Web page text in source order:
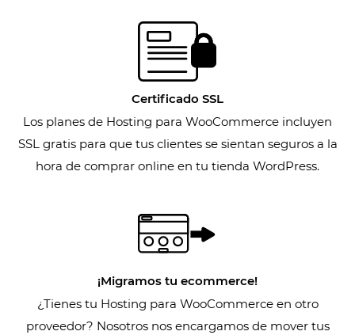
Certificado SSL
Los planes de Hosting para WooCommerce incluyen
SSL gratis para que tus clientes se sientan seguros a la
hora de comprar online en tu tienda WordPress.
¡Migramos tu ecommerce!
¿Tienes tu Hosting para WooCommerce en otro
proveedor? Nosotros nos encargamos de mover tus